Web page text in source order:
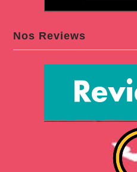
Nos Reviews